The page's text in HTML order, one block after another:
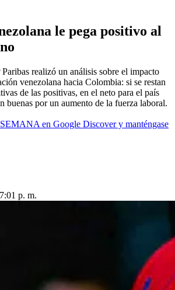
le pega positivo al
realizó un análisis sobre el impacto
venezolana hacia Colombia: si se restan
de las positivas, en el neto para el país
buenas por un aumento de la fuerza laboral.
en Google Discover y manténgase
p. m.